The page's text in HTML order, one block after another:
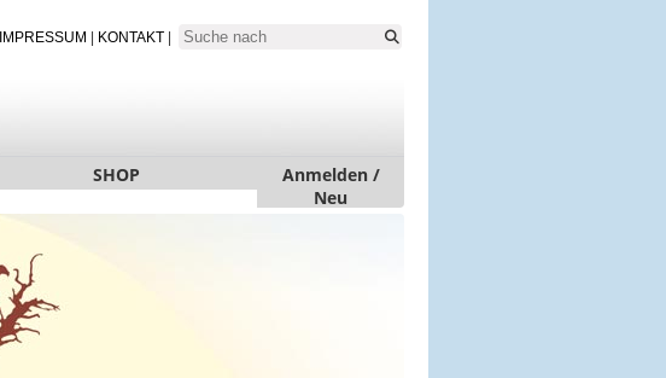
IMPRESSUM KONTAKT|
SHOP
Anmelden /
Neu